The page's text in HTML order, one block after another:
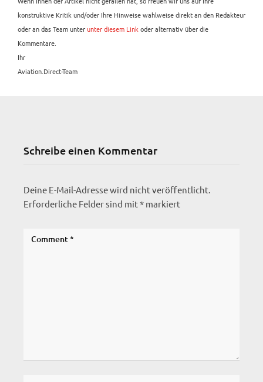
konstruktive Kritik und/oder Ihre Hinweise wahlweise direkt an den Redakteur
oder an das Team unterunter diesem Linkoder alternativ über die
Kommentare.
Ihr
Aviation.Direct-Team
Schreibe einen Kommentar
Deine E-Mail-Adresse wird nicht veröffentlicht.
Erforderliche Felder sind mit* markiert